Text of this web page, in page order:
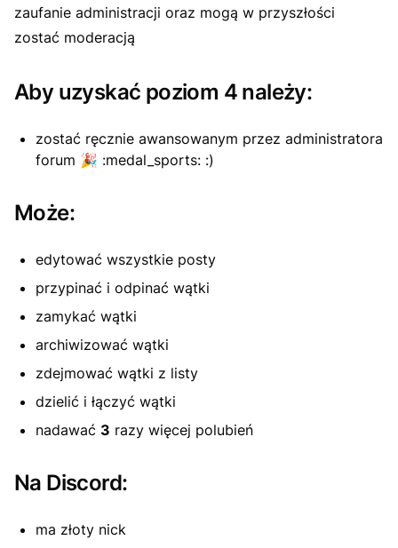
zaufanie administracji oraz mogą w przyszłości
zostać moderacją
Aby uzyskać poziom 4 należy:
zostać ręcznie awansowanym przez administratora
forum 🎉 :medal_sports: :)
Może:
edytować wszystkie posty
przypinać i odpinać wątki
zamykać wątki
archiwizować wątki
zdejmować wątki z listy
dzielić i łączyć wątki
nadawać 3 razy więcej polubień
Na Discord:
ma złoty nick